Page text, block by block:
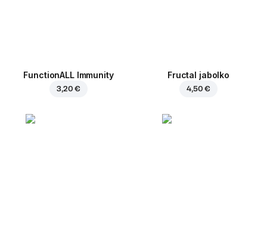
FunctionALL Immunity
3,20 €
Fructal jabolko
4,50 €